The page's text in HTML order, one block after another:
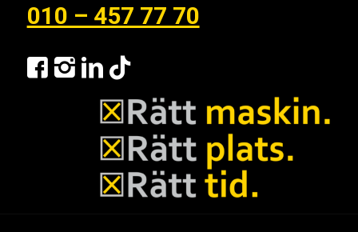
010 – 457 77 70